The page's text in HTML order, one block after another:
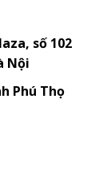
số 102
Nội
Phú Thọ